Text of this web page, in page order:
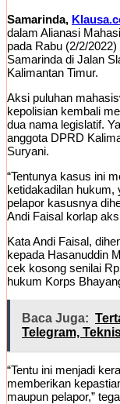
Samarinda,
dalam Alianasi
pada Rabu (2/2/
Samarinda di Jalan
Kalimantan Timur.
Aksi puluhan
kepolisian kembali
dua nama legislatif.
anggota DPRD
Suryani.
“Tentunya kasus ini
ketidakadilan hukum,
pelapor kasusnya
Andi Faisal korlap
Kata Andi Faisal,
kepada Hasanuddin
cek kosong senilai
hukum Korps
Baca Juga:
Telegram,
“Tentu ini menjadi
memberikan
maupun pelapor,”